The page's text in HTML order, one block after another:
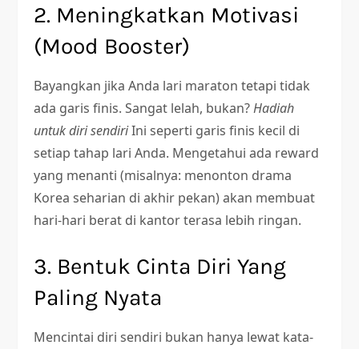
2. Meningkatkan Motivasi
(Mood Booster)
Bayangkan jika Anda lari maraton tetapi tidak
ada garis finis. Sangat lelah, bukan?Hadiah
untuk diri sendiriIni seperti garis finis kecil di
setiap tahap lari Anda. Mengetahui ada reward
yang menanti (misalnya: menonton drama
Korea seharian di akhir pekan) akan membuat
hari-hari berat di kantor terasa lebih ringan.
3. Bentuk Cinta Diri Yang
Paling Nyata
Mencintai diri sendiri bukan hanya lewat kata-